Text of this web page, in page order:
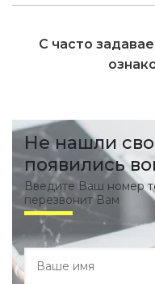
С часто
Не нашли
появились
Введите Ваш номер
перезвонит Вам